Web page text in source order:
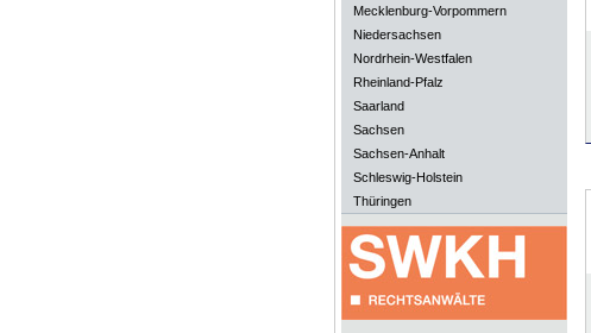
Mecklenburg-Vorpommern
Niedersachsen
Nordrhein-Westfalen
Rheinland-Pfalz
Saarland
Sachsen
Sachsen-Anhalt
Schleswig-Holstein
Thüringen